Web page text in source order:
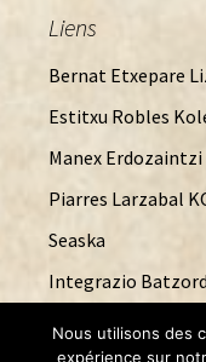
Liens
Bernat Etxepare
Estitxu Robles
Manex
Piarres Larzabal
Seaska
Integrazio
Nous utilisons des
expérience sur